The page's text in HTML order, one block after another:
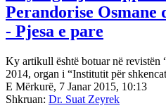
Perandorise Osmane
- Pjesa e pare
Ky artikull është botuar në revistën
2014, organ i “Institutit për
E Mërkurë, 7 Janar 2015, 10:13
Shkruan: Dr. Suat Zeyrek